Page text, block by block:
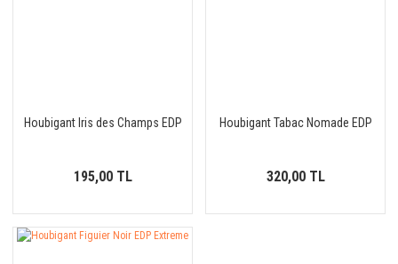
Houbigant Iris des Champs EDP
195,00 TL
Houbigant Tabac Nomade EDP
320,00 TL